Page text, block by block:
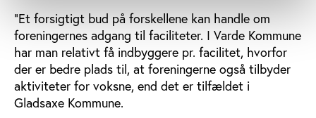
"Et forsigtigt bud på forskellene kan handle om
foreningernes adgang til faciliteter. I Varde Kommune
har man relativt få indbyggere pr. facilitet, hvorfor
der er bedre plads til, at foreningerne også tilbyder
aktiviteter for voksne, end det er tilfældet i
Gladsaxe Kommune.